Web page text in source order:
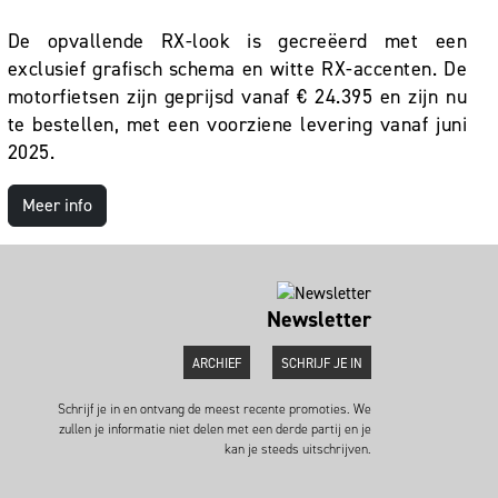
De opvallende RX-look is gecreëerd met een
exclusief grafisch schema en witte RX-accenten. De
motorfietsen zijn geprijsd vanaf € 24.395 en zijn nu
te bestellen, met een voorziene levering vanaf juni
2025.
Meer info
Newsletter
ARCHIEF SCHRIJF JE IN
Schrijf je in en ontvang de meest recente promoties. We
zullen je informatie niet delen met een derde partij en je
kan je steeds uitschrijven.